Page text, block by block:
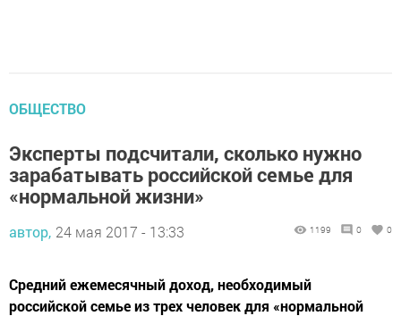
ОБЩЕСТВО
Эксперты подсчитали, сколько нужно
зарабатывать российской семье для
«нормальной жизни»
автор, 24 мая 2017 - 13:33 1199 0 0
Средний ежемесячный доход, необходимый
российской семье из трех человек для «нормальной